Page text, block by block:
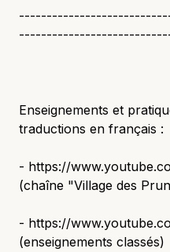
Enseignements et
traductions en français :
- https://
(chaîne "Village des
- https://
(enseignements classés)